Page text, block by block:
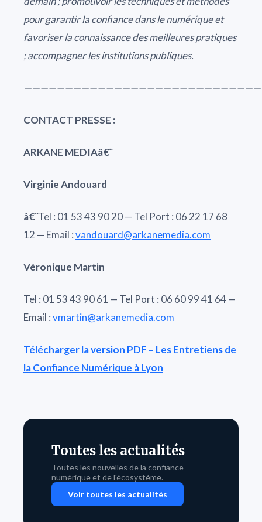
pour garantir la confiance dans le numérique et
favoriser la connaissance des meilleures pratiques
; accompagner les institutions publiques.
CONTACT PRESSE :
ARKANE MEDIAâ€¨
Virginie Andouard
â€¨Tel : 01 53 43 90 20 — Tel Port : 06 22 17 68
12 — Email :vandouard@arkanemedia.com
Véronique Martin
Tel : 01 53 43 90 61 — Tel Port : 06 60 99 41 64 —
Email :vmartin@arkanemedia.com
Télécharger la version PDF – Les Entretiens de
la Confiance Numérique à Lyon
Toutes les actualités
Toutes les nouvelles de la confiance
numérique et de l'écosystème.
Voir toutes les actualités